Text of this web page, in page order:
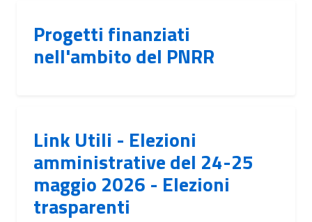
Progetti finanziati
nell'ambito del PNRR
Link Utili - Elezioni
amministrative del 24-25
maggio 2026 - Elezioni
trasparenti